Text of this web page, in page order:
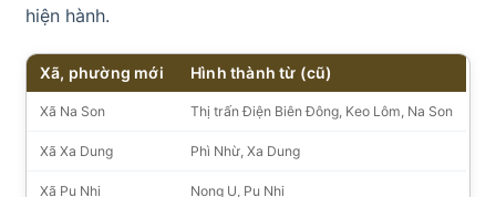
hiện hành.
Xã, phường mới Hình thành từ (cũ)
Xã Na Son Thị trấn Điện Biên Đông, Keo Lôm, Na Son
Xã Xa Dung Phì Nhừ, Xa Dung
Xã Pu Nhi Nong U, Pu Nhi